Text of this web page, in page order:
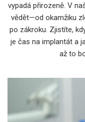
vypadá přirozeně. V
vědět—od okamžiku
po zákroku. Zjistíte,
je čas na implantát a
až to